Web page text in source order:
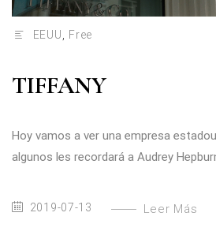
EEUU Free
TIFFANY
Hoy vamos a ver una empresa
algunos les recordará a Audrey
2019-07-13 Leer Más